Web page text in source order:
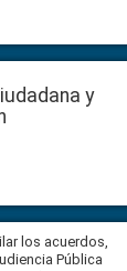
y
los acuerdos,
Pública